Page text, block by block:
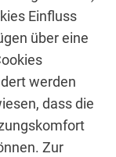
Einfluss
über eine
werden
dass die
Zur